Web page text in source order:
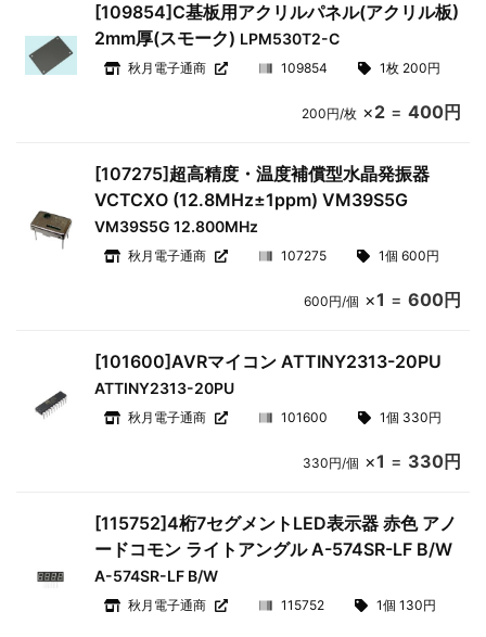
[109854]C基板用アクリルパネル(アクリル板)
2mm厚(スモーク) LPM530T2-C
秋月電子通商 109854 1枚 200円
200円/枚×2= 400円
[107275]超高精度・温度補償型水晶発振器
VCTCXO (12.8MHz±1ppm) VM39S5G
VM39S5G 12.800MHz
秋月電子通商 107275 1個 600円
600円/個 ×1 = 600円
[101600]AVRマイコン ATTINY2313-20PU
ATTINY2313-20PU
秋月電子通商 101600 1個 330円
330円/個 ×1 = 330円
[115752]4桁7セグメントLED表示器 赤色 アノ
ードコモン ライトアングル A-574SR-LF B/W
A-574SR-LF B/W
秋月電子通商 115752 1個 130円